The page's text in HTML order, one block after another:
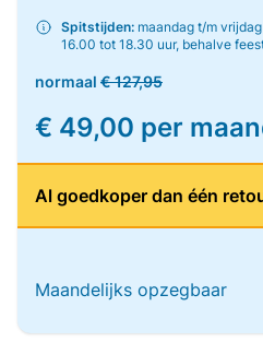
Spitstijden: maandag t/m
16.00 tot 18.30 uur, behalve
normaal € 127,95
€ 49,00 per
Al goedkoper dan één
Maandelijks opzegbaar